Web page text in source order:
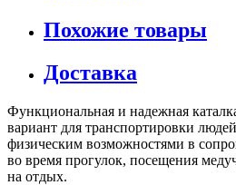
Похожие товары
Доставка
Функциональная и надежная
вариант для транспортировки
физическим возможностями в
во время прогулок, посещения
на отдых.